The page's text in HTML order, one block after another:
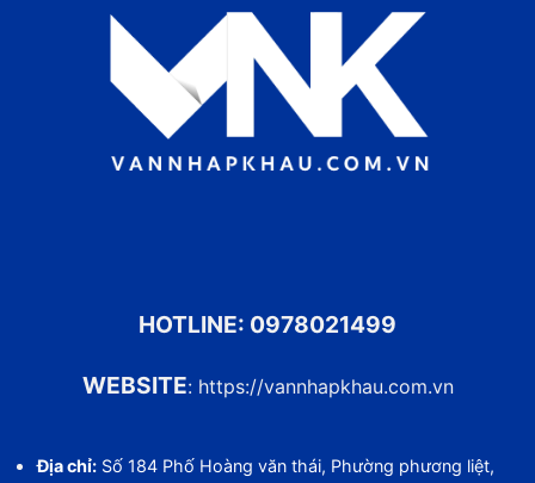
HOTLINE: 0978021499
WEBSITE: https://vannhapkhau.com.vn
Địa chỉ:Số 184 Phố Hoàng văn thái, Phường phương liệt,